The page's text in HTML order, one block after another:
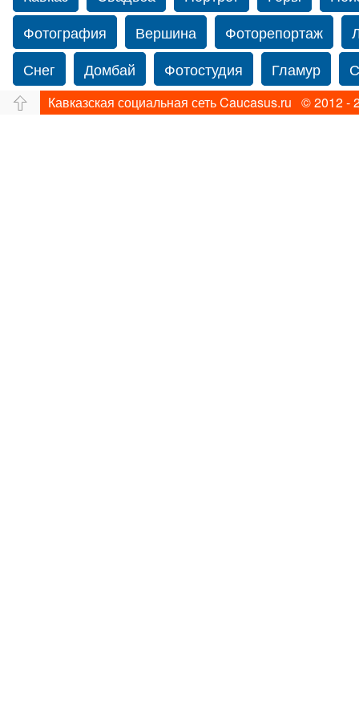
Фотография
Вершина Фоторепортаж
Снег
Домбай Фотостудия Гламур
Путешествие
Перевал Свадьба фото
Кавказская социальная сеть Caucasus.ru © 2012 -